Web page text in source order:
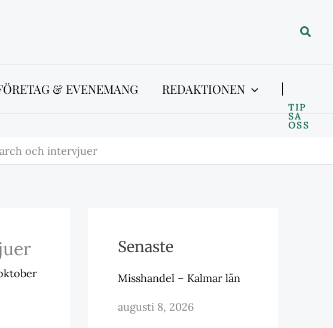
Sök
& EVENEMANG REDAKTIONEN
TIP
SA
OSS
och intervjuer
Senaste
Misshandel – Kalmar län
augusti 8, 2026